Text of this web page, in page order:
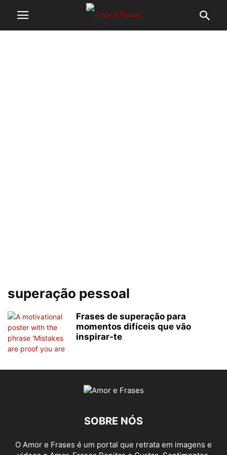
superação pessoal
Frases de superação para
momentos difíceis que vão
inspirar-te
SOBRE NÓS
O Amor e Frases é um portal que retrata em imagens e